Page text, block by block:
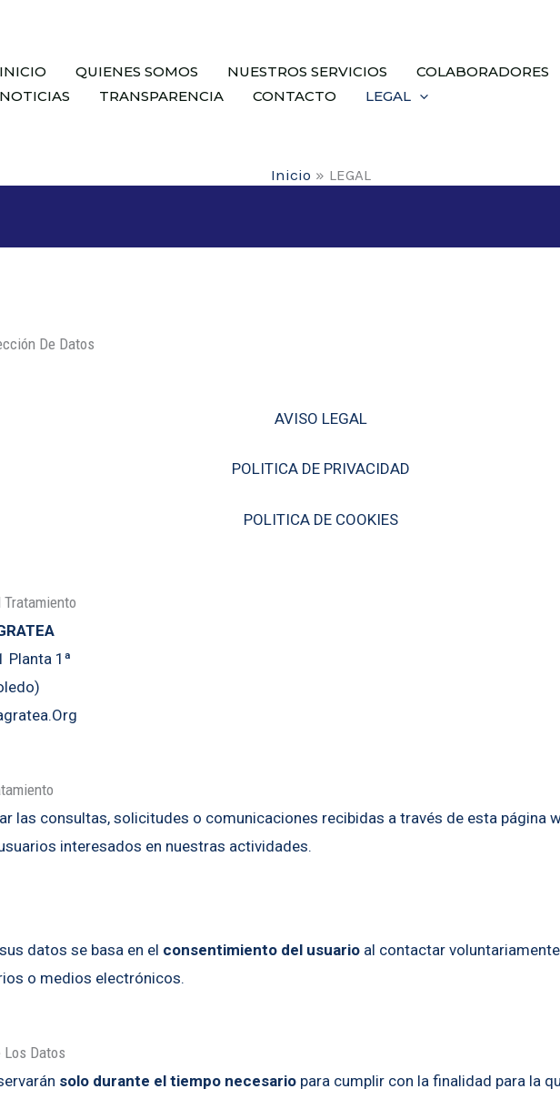
INICIO QUIENES SOMOS NUESTROS SERVICIOS COLABORADORES
NOTICIAS
TRANSPARENCIA CONTACTO LEGAL
Inicio LEGAL
De Datos
AVISO LEGAL
POLITICA DE PRIVACIDAD
POLITICA DE COOKIES
Tratamiento
Planta 1ª
las consultas, solicitudes o comunicaciones recibidas a través de esta página
interesados en nuestras actividades.
datos se basa en el consentimiento del usuario al contactar
o medios electrónicos.
Los Datos
solo durante el tiempo necesario para cumplir con la finalidad para la